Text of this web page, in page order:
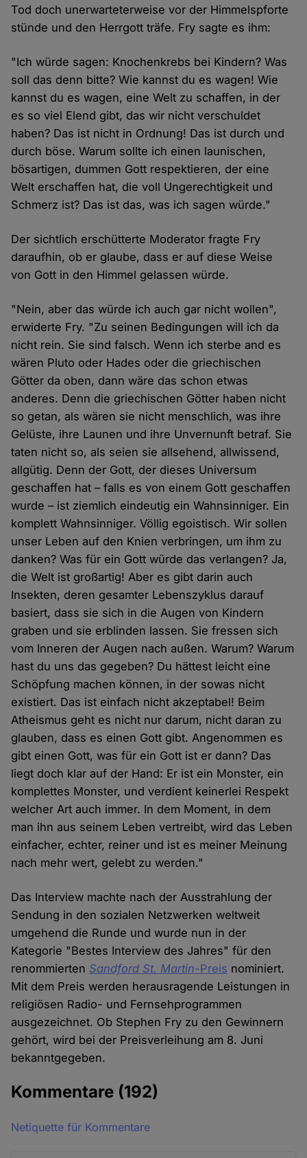
Tod doch unerwarteterweise vor der Himmelspforte
stünde und den Herrgott träfe. Fry sagte es ihm:
"Ich würde sagen: Knochenkrebs bei Kindern? Was
soll das denn bitte? Wie kannst du es wagen! Wie
kannst du es wagen, eine Welt zu schaffen, in der
es so viel Elend gibt, das wir nicht verschuldet
haben? Das ist nicht in Ordnung! Das ist durch und
durch böse. Warum sollte ich einen launischen,
bösartigen, dummen Gott respektieren, der eine
Welt erschaffen hat, die voll Ungerechtigkeit und
Schmerz ist? Das ist das, was ich sagen würde."
Der sichtlich erschütterte Moderator fragte Fry
daraufhin, ob er glaube, dass er auf diese Weise
von Gott in den Himmel gelassen würde.
"Nein, aber das würde ich auch gar nicht wollen",
erwiderte Fry. "Zu seinen Bedingungen will ich da
nicht rein. Sie sind falsch. Wenn ich sterbe and es
wären Pluto oder Hades oder die griechischen
Götter da oben, dann wäre das schon etwas
anderes. Denn die griechischen Götter haben nicht
so getan, als wären sie nicht menschlich, was ihre
Gelüste, ihre Launen und ihre Unvernunft betraf. Sie
taten nicht so, als seien sie allsehend, allwissend,
allgütig. Denn der Gott, der dieses Universum
geschaffen hat – falls es von einem Gott geschaffen
wurde – ist ziemlich eindeutig ein Wahnsinniger. Ein
komplett Wahnsinniger. Völlig egoistisch. Wir sollen
unser Leben auf den Knien verbringen, um ihm zu
danken? Was für ein Gott würde das verlangen? Ja,
die Welt ist großartig! Aber es gibt darin auch
Insekten, deren gesamter Lebenszyklus darauf
basiert, dass sie sich in die Augen von Kindern
graben und sie erblinden lassen. Sie fressen sich
vom Inneren der Augen nach außen. Warum? Warum
hast du uns das gegeben? Du hättest leicht eine
Schöpfung machen können, in der sowas nicht
existiert. Das ist einfach nicht akzeptabel! Beim
Atheismus geht es nicht nur darum, nicht daran zu
glauben, dass es einen Gott gibt. Angenommen es
gibt einen Gott, was für ein Gott ist er dann? Das
liegt doch klar auf der Hand: Er ist ein Monster, ein
komplettes Monster, und verdient keinerlei Respekt
welcher Art auch immer. In dem Moment, in dem
man ihn aus seinem Leben vertreibt, wird das Leben
einfacher, echter, reiner und ist es meiner Meinung
nach mehr wert, gelebt zu werden."
Das Interview machte nach der Ausstrahlung der
Sendung in den sozialen Netzwerken weltweit
umgehend die Runde und wurde nun in der
Kategorie "Bestes Interview des Jahres" für den
renommierten Sandford St. Martin-Preis nominiert.
Mit dem Preis werden herausragende Leistungen in
religiösen Radio- und Fernsehprogrammen
ausgezeichnet. Ob Stephen Fry zu den Gewinnern
gehört, wird bei der Preisverleihung am 8. Juni
bekanntgegeben.
Kommentare (192)
Netiquette für Kommentare